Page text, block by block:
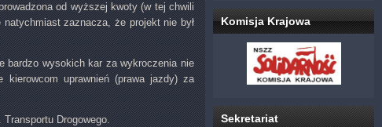
od wyższej kwoty (w tej chwili
zaznacza, że projekt nie był
bardzo wysokich kar za wykroczenia nie
kierowcom uprawnień (prawa jazdy) za
Drogowego.
Komisja Krajowa
Sekretariat